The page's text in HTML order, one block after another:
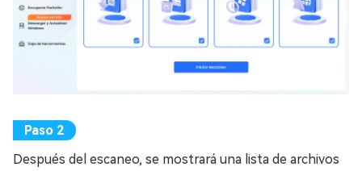
Después del escaneo, se mostrará una lista de archivos